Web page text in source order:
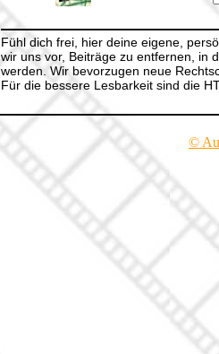
Fühl dich frei, hier deine eigene,
wir uns vor, Beiträge zu entfernen, in
werden. Wir bevorzugen neue
Für die bessere Lesbarkeit sind die
©